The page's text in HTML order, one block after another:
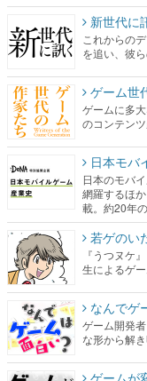
ゲーム世
ゲームに多
のコンテン
日本モバ
日本のモバ
網羅するほ
若ゲのい
『うつヌケ
生によるゲ
なんでゲ
ゲーム開発
な形から解
ゲームが
「経験値」
源や用法の